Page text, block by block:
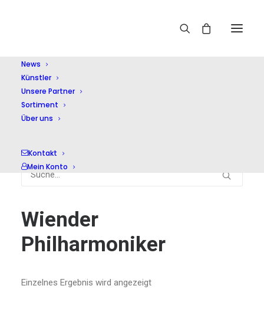
News
Künstler
Unsere Partner
Sortiment
Über uns
Kontakt
Mein Konto
Wiender
Philharmoniker
Einzelnes Ergebnis wird angezeigt